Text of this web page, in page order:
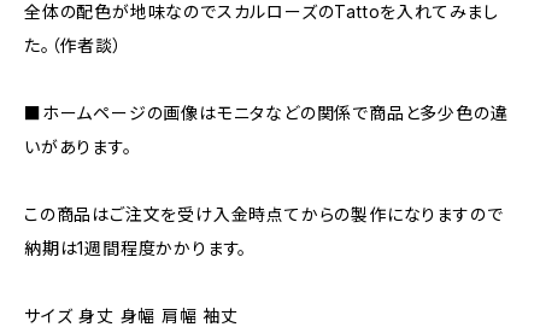
全体の配色が地味なのでスカルローズのTattoを入れてみまし
た。（作者談）
■ホームページの画像はモニタなどの関係で商品と多少色の違
いがあります。
この商品はご注文を受け入金時点てからの製作になりますので
納期は1週間程度かかります。
サイズ 身丈 身幅 肩幅 袖丈